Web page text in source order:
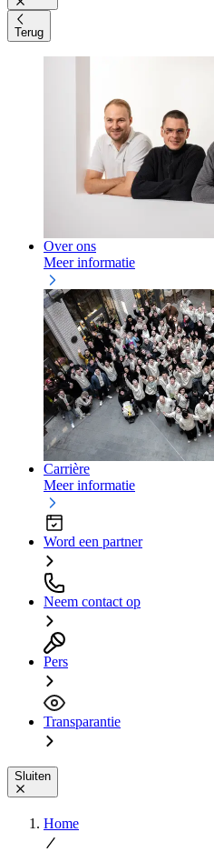
Terug
Over ons
Meer informatie
Carrière
Meer informatie
Word een partner
Neem contact op
Pers
Transparantie
Sluiten
Home